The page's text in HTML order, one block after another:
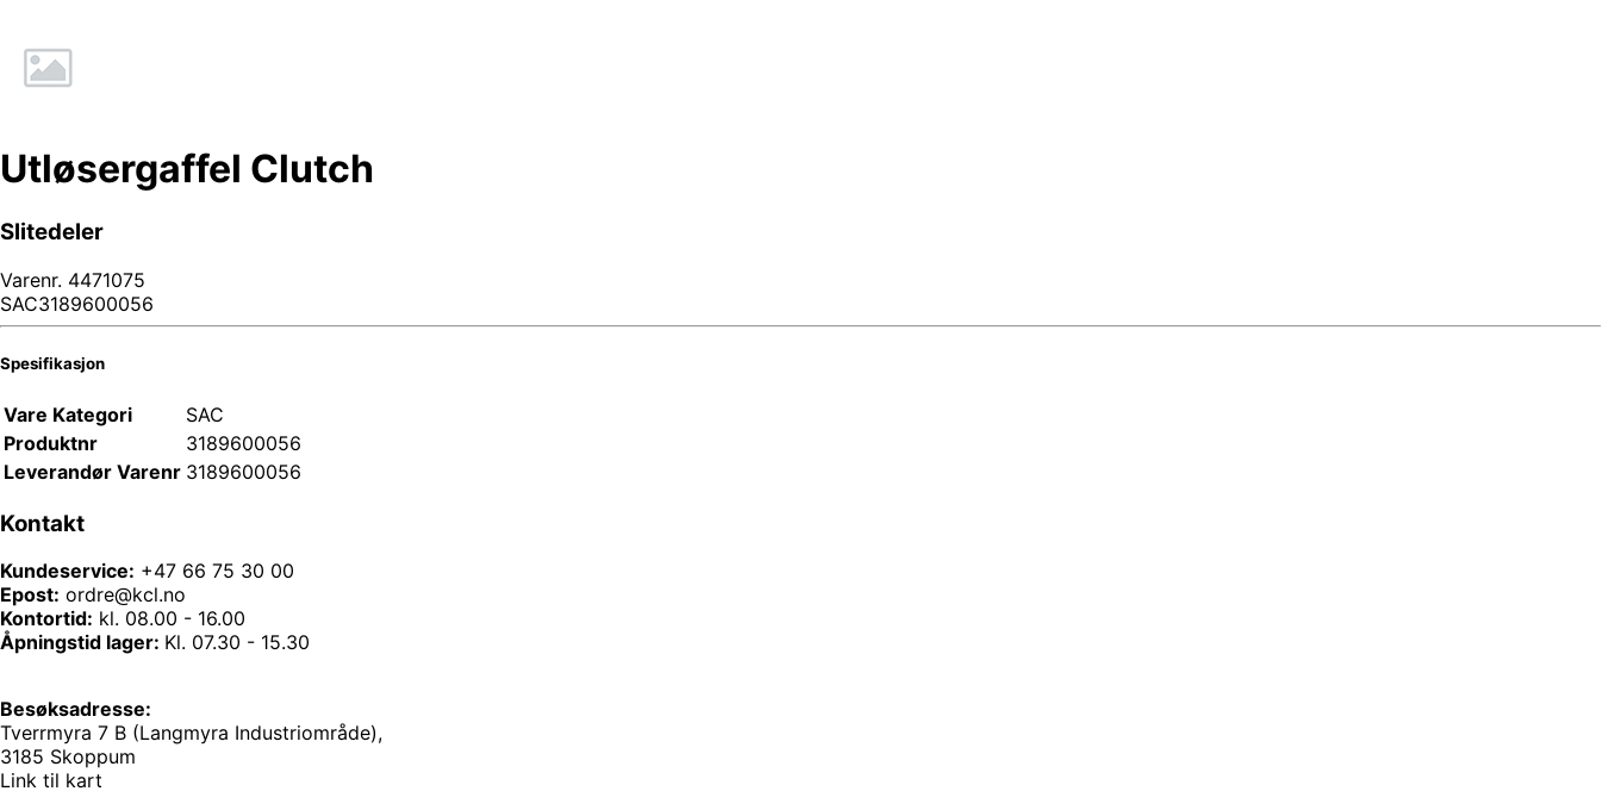
Utløsergaffel Clutch
Slitedeler
Varenr. 4471075
SAC3189600056
Spesifikasjon
Vare Kategori
SAC
Produktnr
3189600056
Leverandør Varenr 3189600056
Kontakt
Kundeservice: +47 66 75 30 00
Epost: ordre@kcl.no
Kontortid: kl. 08.00 - 16.00
Åpningstid lager: Kl. 07.30 - 15.30
Besøksadresse:
Tverrmyra 7 B (Langmyra Industriområde),
3185 Skoppum
Link til kart